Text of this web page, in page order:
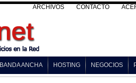
ARCHIVOS CONTACTO
BANDA ANCHA HOSTING NEGOCIOS